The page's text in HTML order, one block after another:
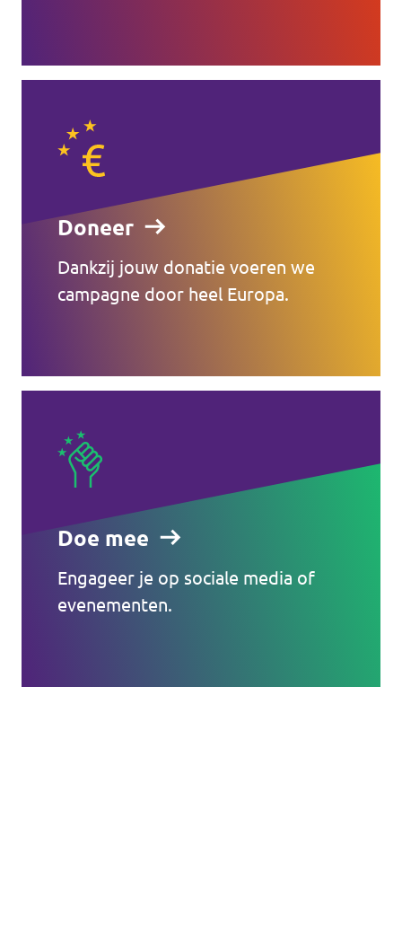
Doneer
Dankzij jouw donatie voeren we
campagne door heel Europa.
Doe mee
Engageer je op sociale media of
evenementen.